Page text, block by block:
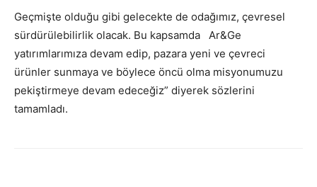
Geçmişte olduğu gibi gelecekte de odağımız, çevresel
sürdürülebilirlik olacak. Bu kapsamda Ar&Ge
yatırımlarımıza devam edip, pazara yeni ve çevreci
ürünler sunmaya ve böylece öncü olma misyonumuzu
pekiştirmeye devam edeceğiz” diyerek sözlerini
tamamladı.